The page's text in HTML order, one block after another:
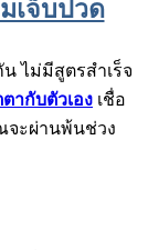
เจ็บปวด
ไม่มีสูตรสำเร็จ
ากับตัวเอง เชื่อ
จะผ่านพ้นช่วง